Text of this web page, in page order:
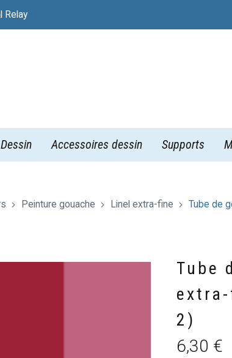
Relay
Dessin Accessoires dessin Supports
Peinture gouache Linel extra-fine Tube de
Tube
2)
6,30 €